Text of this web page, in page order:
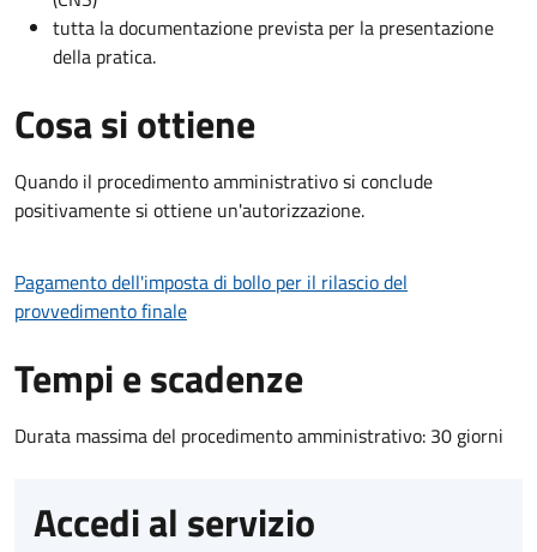
tutta la documentazione prevista per la presentazione
della pratica.
Cosa si ottiene
Quando il procedimento amministrativo si conclude
positivamente si ottiene un'autorizzazione.
Pagamento dell'imposta di bollo per il rilascio del
provvedimento finale
Tempi e scadenze
Durata massima del procedimento amministrativo: 30 giorni
Accedi al servizio